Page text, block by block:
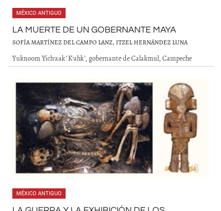
MÉXICO ANTIGUO
LA MUERTE DE UN GOBERNANTE MAYA
SOFÍA MARTÍNEZ DEL CAMPO LANZ, ITZEL HERNÁNDEZ LUNA
Yuknoom Yich’aak’ K’ahk’, gobernante de Calakmul, Campeche
MÉXICO ANTIGUO